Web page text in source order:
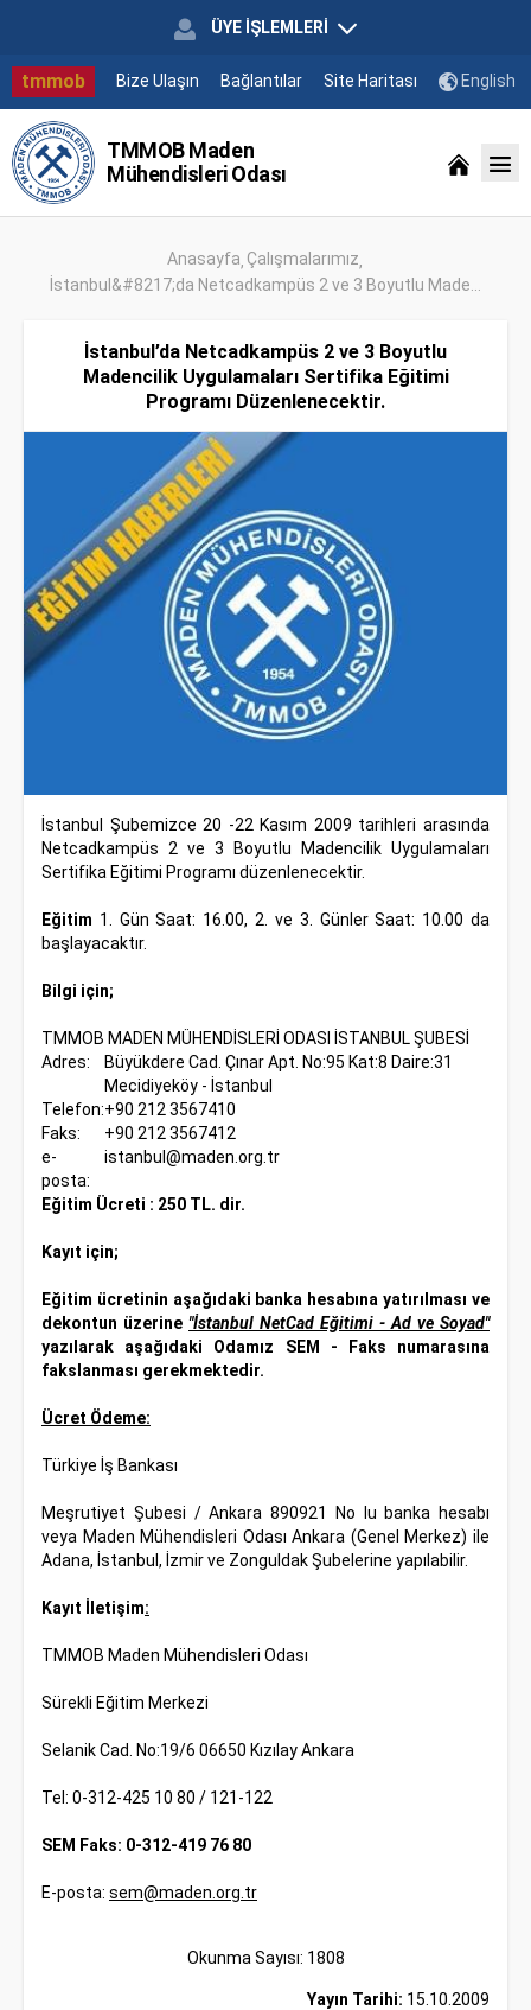
ÜYE İŞLEMLERİ
tmmob Bize Ulaşın Bağlantılar Site Haritası English
TMMOB Maden
Mühendisleri Odası
Anasayfa Çalışmalarımız
İstanbul&#8217;da Netcadkampüs 2 ve 3 Boyutlu Made...
İstanbul’da Netcadkampüs 2 ve 3 Boyutlu
Madencilik Uygulamaları Sertifika Eğitimi
Programı Düzenlenecektir.
İstanbul Şubemizce 20 -22 Kasım 2009 tarihleri arasında
Netcadkampüs 2 ve 3 Boyutlu Madencilik Uygulamaları
Sertifika Eğitimi Programı düzenlenecektir.
Eğitim 1. Gün Saat: 16.00, 2. ve 3. Günler Saat: 10.00 da
başlayacaktır.
Bilgi için;
TMMOB MADEN MÜHENDİSLERİ ODASI İSTANBUL ŞUBESİ
Adres:
Büyükdere Cad. Çınar Apt. No:95 Kat:8 Daire:31
Mecidiyeköy - İstanbul
Telefon:+90 212 3567410
Faks:
+90 212 3567412
e-
posta:
istanbul@maden.org.tr
Eğitim Ücreti : 250 TL. dir.
Kayıt için;
Eğitim ücretinin aşağıdaki banka hesabına yatırılması ve
dekontun üzerine "İstanbul NetCad Eğitimi - Ad ve Soyad"
yazılarak aşağıdaki Odamız SEM - Faks numarasına
fakslanması gerekmektedir.
Ücret Ödeme:
Türkiye İş Bankası
Meşrutiyet Şubesi / Ankara 890921 No lu banka hesabı
veya Maden Mühendisleri Odası Ankara (Genel Merkez) ile
Adana, İstanbul, İzmir ve Zonguldak Şubelerine yapılabilir.
Kayıt İletişim:
TMMOB Maden Mühendisleri Odası
Sürekli Eğitim Merkezi
Selanik Cad. No:19/6 06650 Kızılay Ankara
Tel: 0-312-425 10 80 / 121-122
SEM Faks: 0-312-419 76 80
E-posta: sem@maden.org.tr
Okunma Sayısı: 1808
Yayın Tarihi: 15.10.2009